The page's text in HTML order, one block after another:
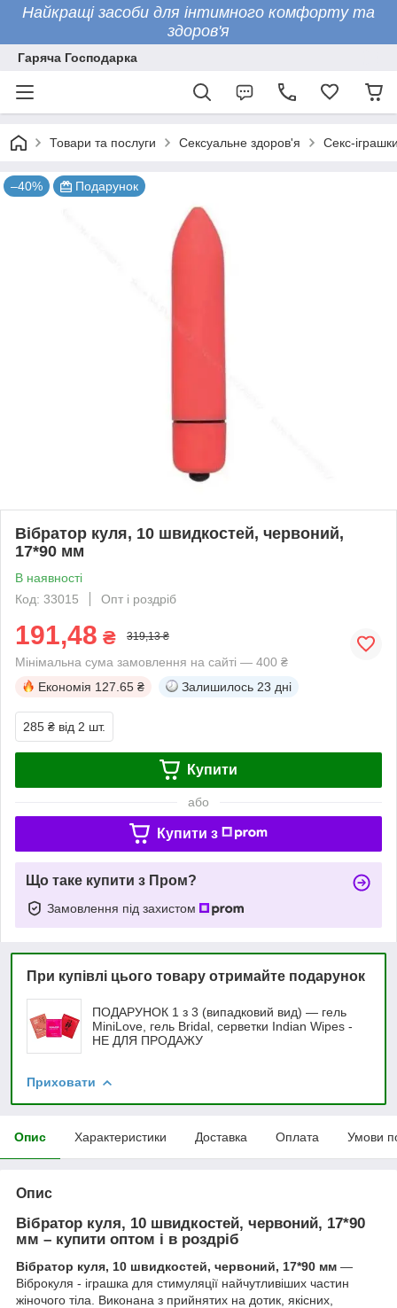
Найкращі засоби для інтимного комфорту та
здоров'я
Гаряча Господарка
Товари та послуги Сексуальне здоров'я Секс-
–40% Подарунок
Вібратор куля, 10 швидкостей, червоний,
17*90 мм
В наявності
Код: 33015
Опт і роздріб
191,48 ₴ 319,13 ₴
Мінімальна сума замовлення на сайті — 400 ₴
Економія 127.65 ₴ Залишилось 23 дні
285 ₴ від 2 шт.
Купити
або
Купити з
Що таке купити з Пром?
Замовлення під захистом
При купівлі цього товару отримайте подарунок
ПОДАРУНОК 1 з 3 (випадковий вид) — гель
MiniLove, гель Bridal, серветки Indian Wipes -
НЕ ДЛЯ ПРОДАЖУ
Приховати
Опис Характеристики Доставка Оплата Умови
Опис
Вібратор куля, 10 швидкостей, червоний, 17*90
мм – купити оптом і в роздріб
Вібратор куля, 10 швидкостей, червоний, 17*90 мм —
Віброкуля - іграшка для стимуляції найчутливіших частин
жіночого тіла. Виконана з прийнятих на дотик, якісних,